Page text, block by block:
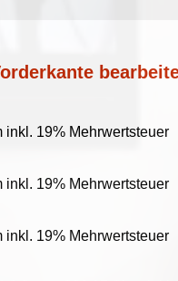
inkl. 19% Mehrwertsteuer
inkl. 19% Mehrwertsteuer
inkl. 19% Mehrwertsteuer